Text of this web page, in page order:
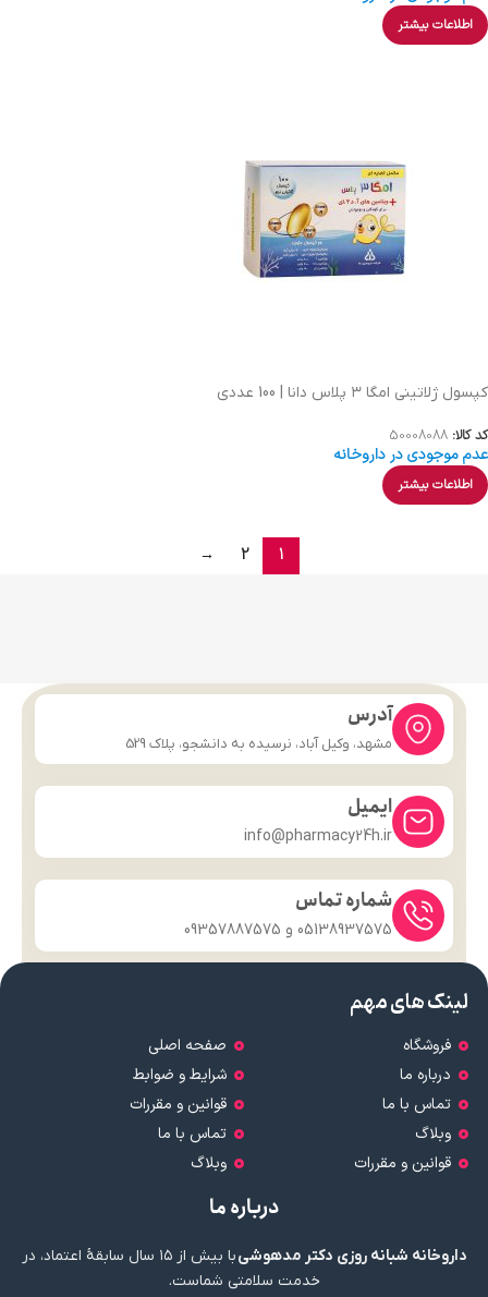
اطلاعات بیشتر
کپسول ژلاتینی امگا ۳ پلاس دانا | 100 عددی
کد کالا: 50008088
عدم موجودی در داروخانه
اطلاعات بیشتر
1
2
→
آدرس
مشهد، وکیل آباد، نرسیده به دانشجو، پلاک 529
ایمیل
info@pharmacy24h.ir
شماره تماس
05138937575 و 09357887575
لینک های مهم
فروشگاه
درباره ما
تماس با ما
وبلاگ
قوانین و مقررات
صفحه اصلی
شرایط و ضوابط
قوانین و مقررات
تماس با ما
وبلاگ
درباره ما
داروخانه شبانه روزی دکتر مدهوشی
با بیش از ۱۵ سال سابقهٔ اعتماد، در
خدمت سلامتی شماست.